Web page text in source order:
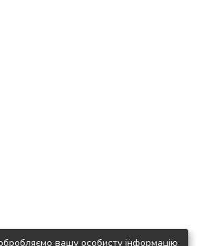
вашу особисту інформацію